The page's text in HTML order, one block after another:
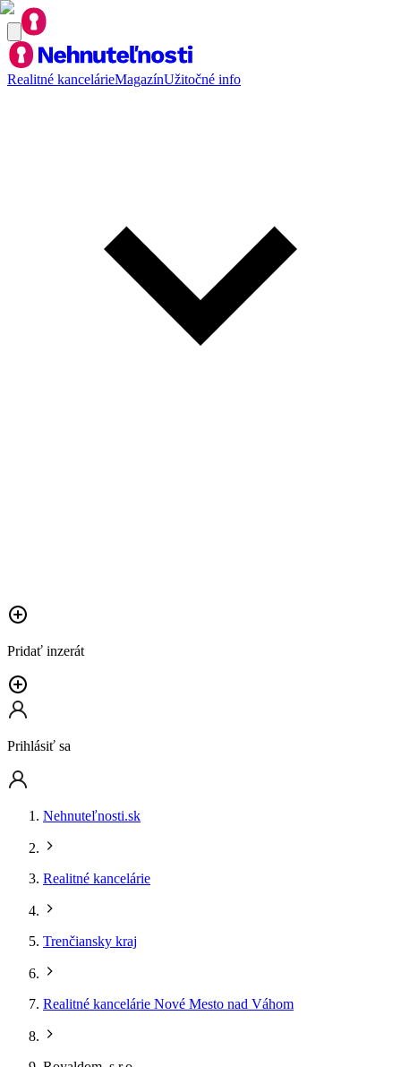
Realitné kancelárieMagazínUžitočné info
Pridať inzerát
Prihlásiť sa
Nehnuteľnosti.sk
Realitné kancelárie
Trenčiansky kraj
Realitné kancelárie Nové Mesto nad Váhom